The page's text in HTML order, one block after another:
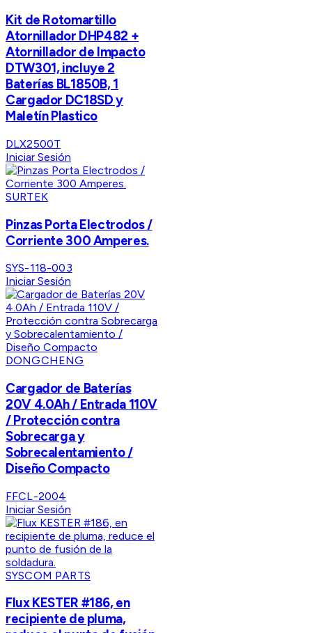
Kit de Rotomartillo
Atornillador DHP482 +
Atornillador de Impacto
DTW301, incluye 2
Baterías BL1850B, 1
Cargador DC18SD y
Maletín Plastico
DLX2500T
Iniciar Sesión
SURTEK
Pinzas Porta Electrodos /
Corriente 300 Amperes.
SYS-118-003
Iniciar Sesión
DONGCHENG
Cargador de Baterías
20V 4.0Ah / Entrada 110V
/ Protección contra
Sobrecarga y
Sobrecalentamiento /
Diseño Compacto
FFCL-2004
Iniciar Sesión
SYSCOM PARTS
Flux KESTER #186, en
recipiente de pluma,